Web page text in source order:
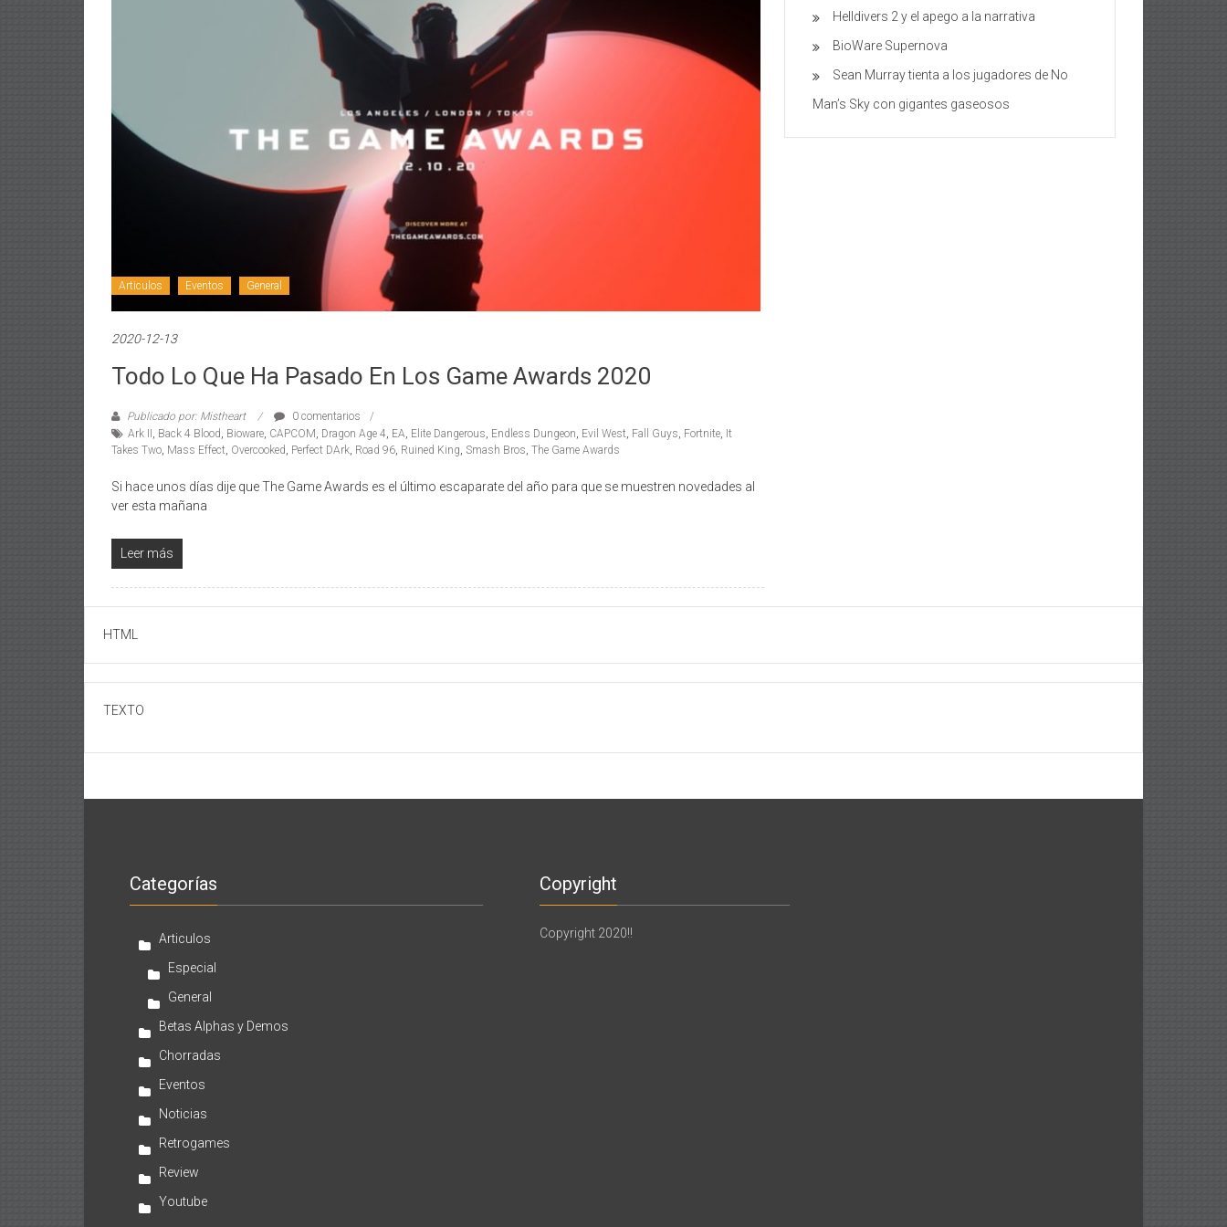
Articulos Eventos General
2020-12-13
Todo Lo Que Ha Pasado En Los Game Awards 2020
Publicado por: Mistheart
0 comentarios
Ark II , Back 4 Blood, Bioware, CAPCOM, Dragon Age 4, EA, Elite Dangerous, Endless Dungeon, Evil West, Fall Guys, Fortnite, It
Takes Two, Mass Effect, Overcooked, Perfect DArk, Road 96, Ruined King, Smash Bros, The Game Awards
Si hace unos días dije que The Game Awards es el último escaparate del año para que se muestren novedades al
ver esta mañana
Leer más
Helldivers 2 y el apego a la narrativa
BioWare Supernova
Sean Murray tienta a los jugadores de No
Man’s Sky con gigantes gaseosos
HTML
TEXTO
Categorías
Articulos
Especial
General
Betas Alphas y Demos
Chorradas
Eventos
Noticias
Retrogames
Review
Youtube
Copyright
Copyright 2020!!